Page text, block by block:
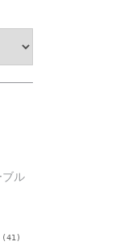
ブル
(41)